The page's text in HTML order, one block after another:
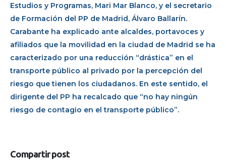
Estudios y Programas, Mari Mar Blanco, y el secretario
de Formación del PP de Madrid, Álvaro Ballarín.
Carabante ha explicado ante alcaldes, portavoces y
afiliados que la movilidad en la ciudad de Madrid se ha
caracterizado por una reducción “drástica” en el
transporte público al privado por la percepción del
riesgo que tienen los ciudadanos. En este sentido, el
dirigente del PP ha recalcado que “no hay ningún
riesgo de contagio en el transporte público”.
Compartir post